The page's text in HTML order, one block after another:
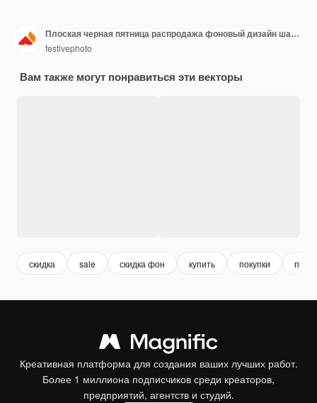
Плоская черная пятница распродажа фоновый дизайн шаблона
festivephoto
Вам также могут понравиться эти векторы
скидка sale скидка фон купить покупки
Креативная платформа для создания ваших лучших работ.
Более 1 миллиона подписчиков среди креаторов,
предприятий, агентств и студий.